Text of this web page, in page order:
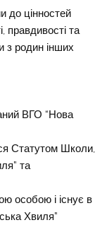
до цінностей
правдивості та
з родин інших
ВГО “Нова
Статутом Школи,
та
особою і існує в
Хвиля”